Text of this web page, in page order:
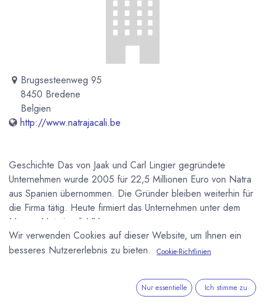
Brugsesteenweg 95
8450 Bredene
Belgien
http://www.natrajacali.be
Geschichte Das von Jaak und Carl Lingier gegründete
Unternehmen wurde 2005 für 22,5 Millionen Euro von Natra
aus Spanien übernommen. Die Gründer bleiben weiterhin für
die Firma tätig. Heute firmiert das Unternehmen unter dem
Namen Natrajacali NV
Newsletter
Abonnieren
Wir verwenden Cookies auf dieser Website, um Ihnen ein
besseres Nutzererlebnis zu bieten.
Cookie-Richtlinien
Nur essentielle Ich stimme zu